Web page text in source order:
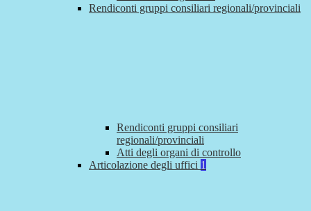
Rendiconti gruppi consiliari regionali/provinciali
Rendiconti gruppi consiliari
regionali/provinciali
Atti degli organi di controllo
Articolazione degli uffici 1